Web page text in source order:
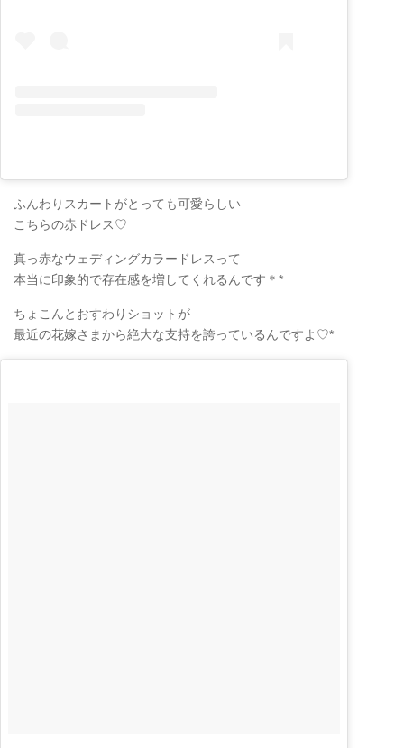
ふんわりスカートがとっても可愛らしい
こちらの赤ドレス♡
真っ赤なウェディングカラードレスって
本当に印象的で存在感を増してくれるんです＊*
ちょこんとおすわりショットが
最近の花嫁さまから絶大な支持を誇っているんですよ♡*